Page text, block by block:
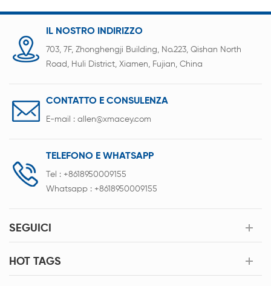
IL NOSTRO INDIRIZZO
703, 7F, Zhonghengji Building, No.223, Qishan North
Road, Huli District, Xiamen, Fujian, China
CONTATTO E CONSULENZA
E-mail : allen@xmacey.com
TELEFONO E WHATSAPP
Tel : +8618950009155
Whatsapp : +8618950009155
SEGUICI
HOT TAGS